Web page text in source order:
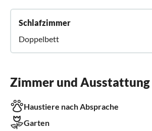
Schlafzimmer
Doppelbett
Zimmer und Ausstattung
Haustiere nach Absprache
Garten